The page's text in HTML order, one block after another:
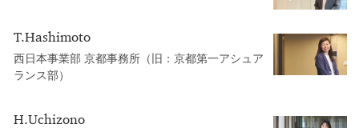
T.Hashimoto
西日本事業部 京都事務所（旧：京都第一アシュア
ランス部）
H.Uchizono